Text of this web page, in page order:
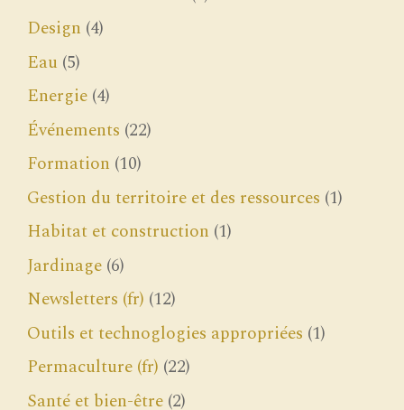
Design (4)
Eau (5)
Energie (4)
Événements (22)
Formation (10)
Gestion du territoire et des ressources (1)
Habitat et construction (1)
Jardinage (6)
Newsletters (fr) (12)
Outils et technoglogies appropriées (1)
Permaculture (fr) (22)
Santé et bien-être (2)